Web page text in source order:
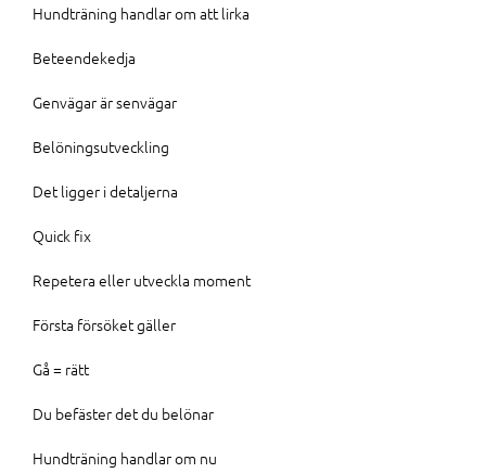
Hundträning handlar om att lirka
Beteendekedja
Genvägar är senvägar
Belöningsutveckling
Det ligger i detaljerna
Quick fix
Repetera eller utveckla moment
Första försöket gäller
Gå = rätt
Du befäster det du belönar
Hundträning handlar om nu